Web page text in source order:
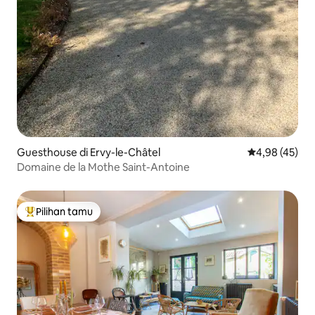
Guesthouse di Ervy-le-Châtel Nilai rata-rata
4,98 (45)
Domaine de la Mothe Saint-Antoine
Pilihan tamu terpopuler
Pilihan tamu